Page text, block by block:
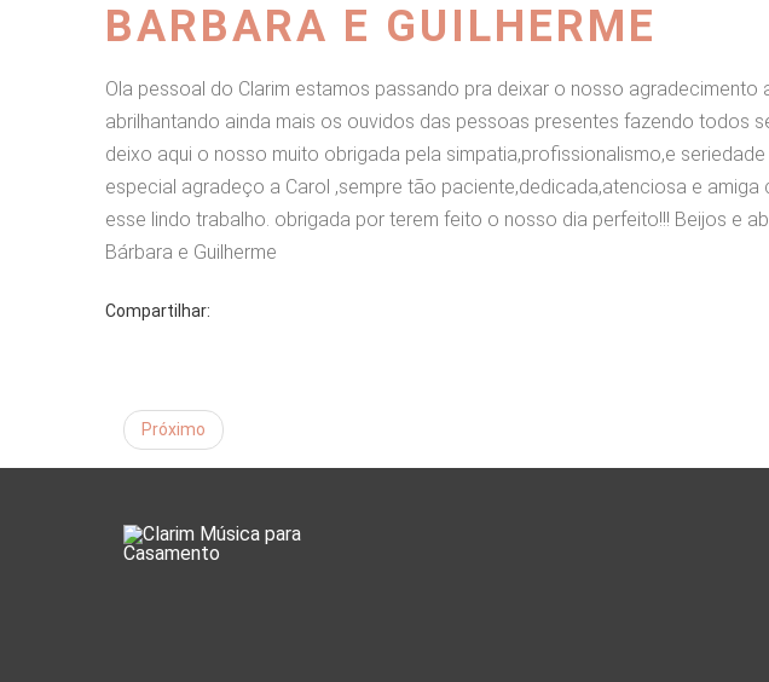
BARBARA E GUILHERME
Ola pessoal do Clarim estamos passando pra deixar o nosso
abrilhantando ainda mais os ouvidos das pessoas presentes fazendo todos
deixo aqui o nosso muito obrigada pela simpatia,profissionalismo,e
especial agradeço a Carol ,sempre tão paciente,dedicada,atenciosa e amiga
esse lindo trabalho. obrigada por terem feito o nosso dia perfeito!!! Beijos e
Bárbara e Guilherme
Compartilhar:
Próximo